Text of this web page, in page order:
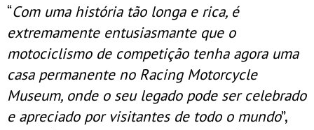
“Com uma história tão longa e rica, é
extremamente entusiasmante que o
motociclismo de competição tenha agora uma
casa permanente no Racing Motorcycle
Museum, onde o seu legado pode ser celebrado
e apreciado por visitantes de todo o mundo”,